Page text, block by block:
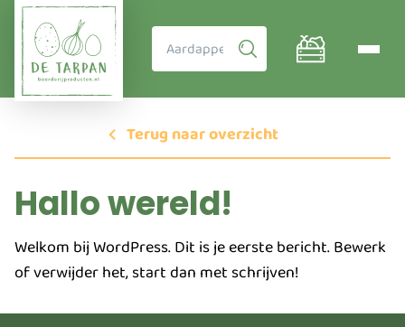
Terug naar overzicht
Hallo wereld!
Welkom bij WordPress. Dit is je eerste bericht. Bewerk
of verwijder het, start dan met schrijven!